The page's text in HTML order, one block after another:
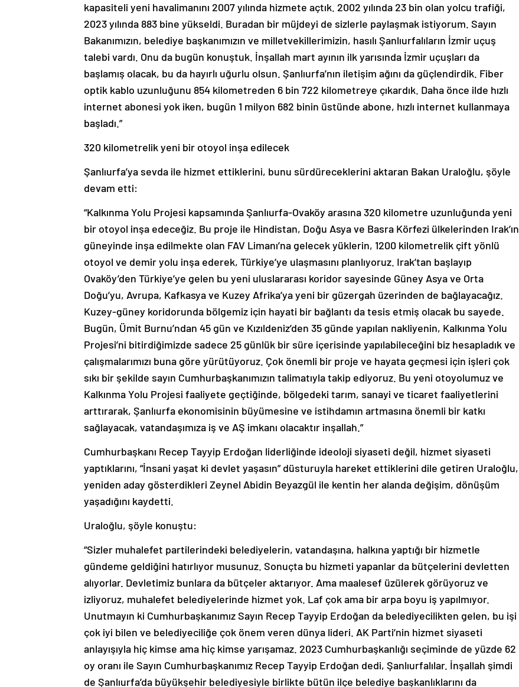
kapasiteli yeni havalimanını 2007 yılında hizmete açtık. 2002 yılında 23 bin olan yolcu trafiği,
2023 yılında 883 bine yükseldi. Buradan bir müjdeyi de sizlerle paylaşmak istiyorum. Sayın
Bakanımızın, belediye başkanımızın ve milletvekillerimizin, hasılı Şanlıurfalıların İzmir uçuş
talebi vardı. Onu da bugün konuştuk. İnşallah mart ayının ilk yarısında İzmir uçuşları da
başlamış olacak, bu da hayırlı uğurlu olsun. Şanlıurfa’nın iletişim ağını da güçlendirdik. Fiber
optik kablo uzunluğunu 854 kilometreden 6 bin 722 kilometreye çıkardık. Daha önce ilde hızlı
internet abonesi yok iken, bugün 1 milyon 682 binin üstünde abone, hızlı internet kullanmaya
başladı.”
320 kilometrelik yeni bir otoyol inşa edilecek
Şanlıurfa’ya sevda ile hizmet ettiklerini, bunu sürdüreceklerini aktaran Bakan Uraloğlu, şöyle
devam etti:
“Kalkınma Yolu Projesi kapsamında Şanlıurfa-Ovaköy arasına 320 kilometre uzunluğunda yeni
bir otoyol inşa edeceğiz. Bu proje ile Hindistan, Doğu Asya ve Basra Körfezi ülkelerinden Irak’ın
güneyinde inşa edilmekte olan FAV Limanı’na gelecek yüklerin, 1200 kilometrelik çift yönlü
otoyol ve demir yolu inşa ederek, Türkiye’ye ulaşmasını planlıyoruz. Irak’tan başlayıp
Ovaköy’den Türkiye’ye gelen bu yeni uluslararası koridor sayesinde Güney Asya ve Orta
Doğu’yu, Avrupa, Kafkasya ve Kuzey Afrika’ya yeni bir güzergah üzerinden de bağlayacağız.
Kuzey-güney koridorunda bölgemiz için hayati bir bağlantı da tesis etmiş olacak bu sayede.
Bugün, Ümit Burnu’ndan 45 gün ve Kızıldeniz’den 35 günde yapılan nakliyenin, Kalkınma Yolu
Projesi’ni bitirdiğimizde sadece 25 günlük bir süre içerisinde yapılabileceğini biz hesapladık ve
çalışmalarımızı buna göre yürütüyoruz. Çok önemli bir proje ve hayata geçmesi için işleri çok
sıkı bir şekilde sayın Cumhurbaşkanımızın talimatıyla takip ediyoruz. Bu yeni otoyolumuz ve
Kalkınma Yolu Projesi faaliyete geçtiğinde, bölgedeki tarım, sanayi ve ticaret faaliyetlerini
arttırarak, Şanlıurfa ekonomisinin büyümesine ve istihdamın artmasına önemli bir katkı
sağlayacak, vatandaşımıza iş ve AŞ imkanı olacaktır inşallah.”
Cumhurbaşkanı Recep Tayyip Erdoğan liderliğinde ideoloji siyaseti değil, hizmet siyaseti
yaptıklarını, “İnsani yaşat ki devlet yaşasın” düsturuyla hareket ettiklerini dile getiren Uraloğlu,
yeniden aday gösterdikleri Zeynel Abidin Beyazgül ile kentin her alanda değişim, dönüşüm
yaşadığını kaydetti.
Uraloğlu, şöyle konuştu:
“Sizler muhalefet partilerindeki belediyelerin, vatandaşına, halkına yaptığı bir hizmetle
gündeme geldiğini hatırlıyor musunuz. Sonuçta bu hizmeti yapanlar da bütçelerini devletten
alıyorlar. Devletimiz bunlara da bütçeler aktarıyor. Ama maalesef üzülerek görüyoruz ve
izliyoruz, muhalefet belediyelerinde hizmet yok. Laf çok ama bir arpa boyu iş yapılmıyor.
Unutmayın ki Cumhurbaşkanımız Sayın Recep Tayyip Erdoğan da belediyecilikten gelen, bu işi
çok iyi bilen ve belediyeciliğe çok önem veren dünya lideri. AK Parti’nin hizmet siyaseti
anlayışıyla hiç kimse ama hiç kimse yarışamaz. 2023 Cumhurbaşkanlığı seçiminde de yüzde 62
oy oranı ile Sayın Cumhurbaşkanımız Recep Tayyip Erdoğan dedi, Şanlıurfalılar. İnşallah şimdi
de Şanlıurfa’da büyükşehir belediyesiyle birlikte bütün ilçe belediye başkanlıklarını da